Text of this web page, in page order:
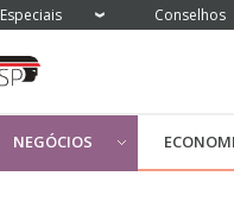
Especiais Conselhos
NEGÓCIOS